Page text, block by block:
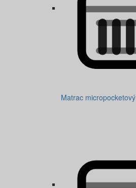
Matrac micropocketový